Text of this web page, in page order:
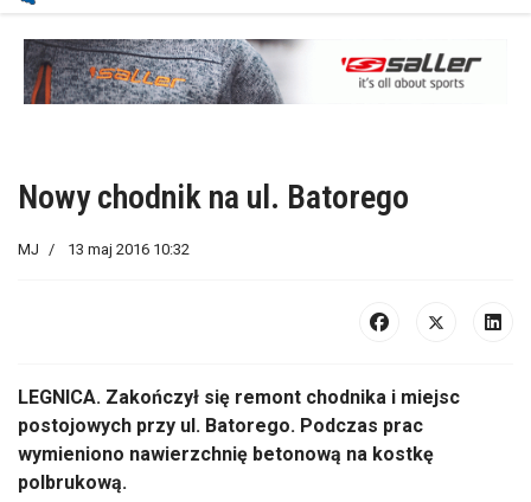
Nowy chodnik na ul. Batorego
MJ 13 maj 2016 10:32
LEGNICA. Zakończył się remont chodnika i miejsc
postojowych przy ul. Batorego. Podczas prac
wymieniono nawierzchnię betonową na kostkę
polbrukową.